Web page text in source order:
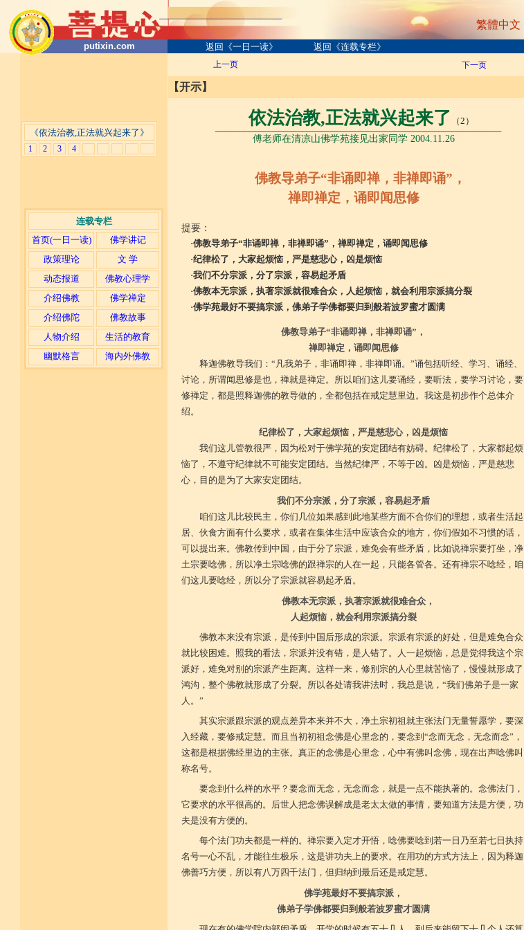
putixin.com 返回《一日一读》 返回《连载专栏》
《依法治教,正法就兴起来了》
1 2 3 4
连载专栏
首页(一日一读)
佛学讲记
政策理论
文 学
动态报道
佛教心理学
介绍佛教
佛学禅定
介绍佛陀
佛教故事
人物介绍
生活的教育
幽默格言
海内外佛教
上一页 下一页
【开示】
依法治教,正法就兴起来了 （2）
___________________________________________________________
傅老师在清凉山佛学苑接见出家同学 2004.11.26
佛教导弟子“非诵即禅，非禅即诵”，
禅即禅定，诵即闻思修
提要：
·佛教导弟子“非诵即禅，非禅即诵”，禅即禅定，诵即闻思修
·纪律松了，大家起烦恼，严是慈悲心，凶是烦恼
·我们不分宗派，分了宗派，容易起矛盾
·佛教本无宗派，执著宗派就很难合众，人起烦恼，就会利用宗派搞分裂
·佛学苑最好不要搞宗派，佛弟子学佛都要归到般若波罗蜜才圆满
佛教导弟子“非诵即禅，非禅即诵”，
禅即禅定，诵即闻思修
释迦佛教导我们：“凡我弟子，非诵即禅，非禅即诵。”诵包括听经、学习、诵经、
讨论，所谓闻思修是也，禅就是禅定。所以咱们这儿要诵经，要听法，要学习讨论，要
修禅定，都是照释迦佛的教导做的，全都包括在戒定慧里边。我这是初步作个总体介
绍。
纪律松了，大家起烦恼，严是慈悲心，凶是烦恼
我们这儿管教很严，因为松对于佛学苑的安定团结有妨碍。纪律松了，大家都起烦
恼了，不遵守纪律就不可能安定团结。当然纪律严，不等于凶。凶是烦恼，严是慈悲
心，目的是为了大家安定团结。
我们不分宗派，分了宗派，容易起矛盾
咱们这儿比较民主，你们几位如果感到此地某些方面不合你们的理想，或者生活起
居、伙食方面有什么要求，或者在集体生活中应该合众的地方，你们假如不习惯的话，
可以提出来。佛教传到中国，由于分了宗派，难免会有些矛盾，比如说禅宗要打坐，净
土宗要唸佛，所以净土宗唸佛的跟禅宗的人在一起，只能各管各。还有禅宗不唸经，咱
们这儿要唸经，所以分了宗派就容易起矛盾。
佛教本无宗派，执著宗派就很难合众，
人起烦恼，就会利用宗派搞分裂
佛教本来没有宗派，是传到中国后形成的宗派。宗派有宗派的好处，但是难免合众
就比较困难。照我的看法，宗派并没有错，是人错了。人一起烦恼，总是觉得我这个宗
派好，难免对别的宗派产生距离。这样一来，修别宗的人心里就苦恼了，慢慢就形成了
鸿沟，整个佛教就形成了分裂。所以各处请我讲法时，我总是说，“我们佛弟子是一家
人。”
其实宗派跟宗派的观点差异本来并不大，净土宗初祖就主张法门无量誓愿学，要深
入经藏，要修戒定慧。而且当初初祖念佛是心里念的，要念到“念而无念，无念而念”，
这都是根据佛经里边的主张。真正的念佛是心里念，心中有佛叫念佛，现在出声唸佛叫
称名号。
要念到什么样的水平？要念而无念，无念而念，就是一点不能执著的。念佛法门，
它要求的水平很高的。后世人把念佛误解成是老太太做的事情，要知道方法是方便，功
夫是没有方便的。
每个法门功夫都是一样的。禅宗要入定才开悟，唸佛要唸到若一日乃至若七日执持
名号一心不乱，才能往生极乐，这是讲功夫上的要求。在用功的方式方法上，因为释迦
佛善巧方便，所以有八万四千法门，但归纳到最后还是戒定慧。
佛学苑最好不要搞宗派，
佛弟子学佛都要归到般若波罗蜜才圆满
繁體中文